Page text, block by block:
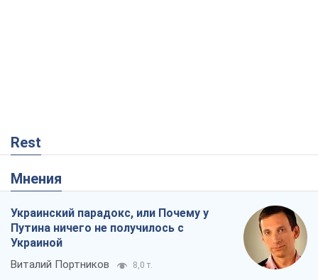
Rest
Мнения
Украинский парадокс, или Почему у
Путина ничего не получилось с
Украиной
Виталий Портников 8,0 т.